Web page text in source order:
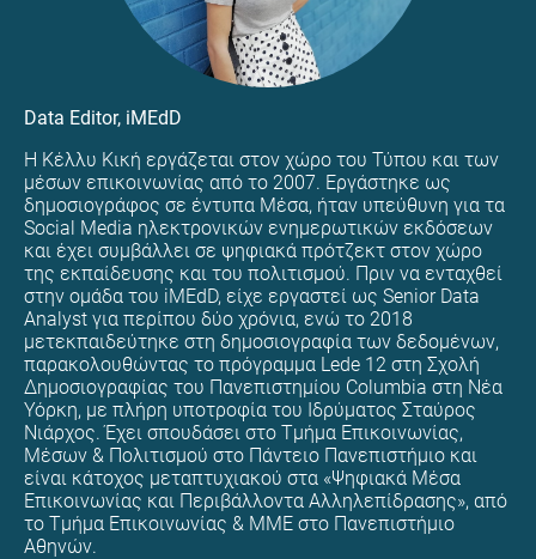
Data Editor, iMEdD
Η Κέλλυ Κική εργάζεται στον χώρο του Τύπου και των
μέσων επικοινωνίας από το 2007. Εργάστηκε ως
δημοσιογράφος σε έντυπα Μέσα, ήταν υπεύθυνη για τα
Social Media ηλεκτρονικών ενημερωτικών εκδόσεων
και έχει συμβάλλει σε ψηφιακά πρότζεκτ στον χώρο
της εκπαίδευσης και του πολιτισμού. Πριν να ενταχθεί
στην ομάδα του iMEdD, είχε εργαστεί ως Senior Data
Analyst για περίπου δύο χρόνια, ενώ το 2018
μετεκπαιδεύτηκε στη δημοσιογραφία των δεδομένων,
παρακολουθώντας το πρόγραμμα Lede 12 στη Σχολή
Δημοσιογραφίας του Πανεπιστημίου Columbia στη Νέα
Υόρκη, με πλήρη υποτροφία του Ιδρύματος Σταύρος
Νιάρχος. Έχει σπουδάσει στο Τμήμα Επικοινωνίας,
Μέσων & Πολιτισμού στο Πάντειο Πανεπιστήμιο και
είναι κάτοχος μεταπτυχιακού στα «Ψηφιακά Μέσα
Επικοινωνίας και Περιβάλλοντα Αλληλεπίδρασης», από
το Τμήμα Επικοινωνίας & ΜΜΕ στο Πανεπιστήμιο
Αθηνών.